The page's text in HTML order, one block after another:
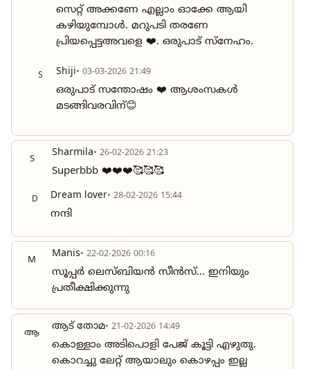
സെറ്റ് അക്കണേ എല്ലാം ഓക്കേ ആയി
കഴിയുമ്പോൾ. മറുപടി തരണേ
പ്രിയപ്പെട്ടഅവളെ ❤️. ഒരുപാട് സ്നേഹം.
S Shiji• 03-03-2026 21:49
ഒരുപാട് സന്തോഷം ❤️ ആശംസകൾ
മടങ്ങിവരവിന്😊
S Sharmila• 26-02-2026 21:23
Superbbb ❤️❤️❤️🥰🥰🥰
D Dream lover• 28-02-2026 15:44
നന്ദി
M Manis• 22-02-2026 00:16
സൂപ്പർ ലെസ്ബിയൻ സീൻസ്... ഇനിയും
പ്രതീക്ഷിക്കുന്നു
ആ ആട് തോമ• 21-02-2026 14:49
കൊള്ളാം അടിപൊളി പേജ് കൂട്ടി എഴുതു.
കൊറച്ചു ലേറ്റ് ആയാലും കൊഴപ്പം ഇല്ല